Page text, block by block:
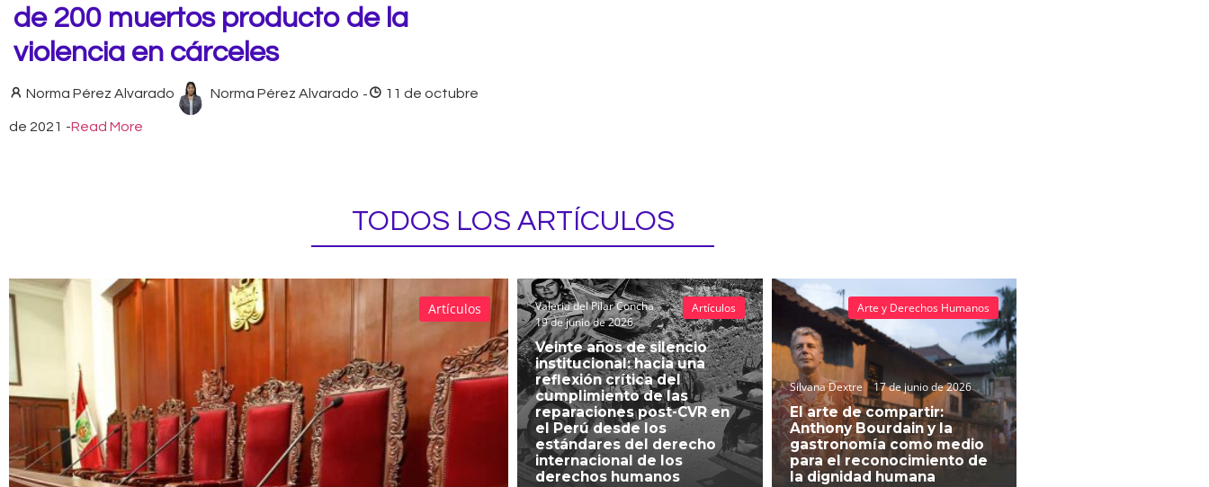
de 200 muertos producto de la
violencia en cárceles
Norma Pérez Alvarado Norma Pérez Alvarado - 11 de octubre
de 2021 -Read More
TODOS LOS ARTÍCULOS
Artículos
Valeria del Pilar Concha
19 de junio de 2026
Veinte años de silencio
institucional: hacia una
reflexión crítica del
cumplimiento de las
reparaciones post-CVR en
el Perú desde los
estándares del derecho
internacional de los
derechos humanos
Artículos
Silvana Dextre 17 de junio de 2026
El arte de compartir:
Anthony Bourdain y la
gastronomía como medio
para el reconocimiento de
la dignidad humana
Arte y Derechos Humanos